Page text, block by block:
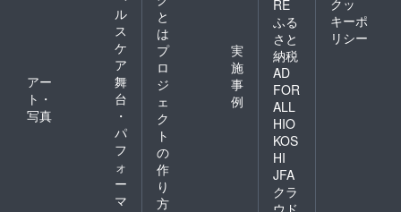
ル
ス
ケ
ア
アー
ト・
写真
舞
台
・
パ
フ
ォ
ー
マ
と
は
プ
ロ
ジ
ェ
ク
ト
の
作
り
方
実
施
事
例
RE
ふる
さと
納税
AD
FOR
ALL
HIO
KOS
HI
JFA
クラ
ウド
キーポ
リシー